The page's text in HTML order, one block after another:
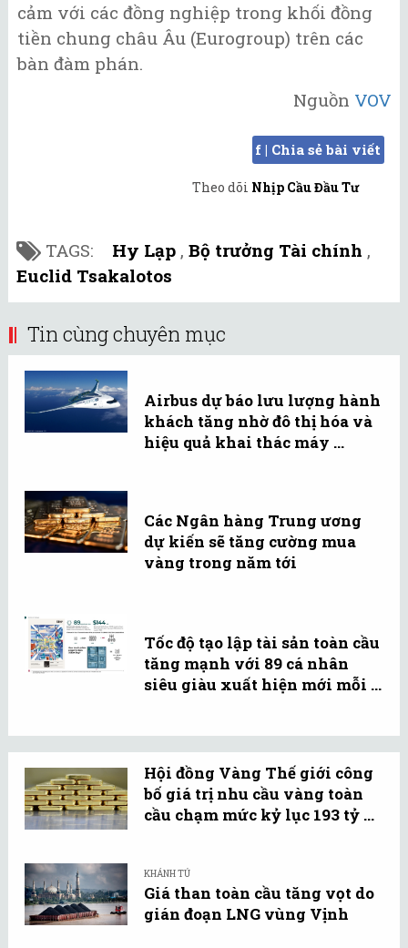
cảm với các đồng nghiệp trong khối đồng
tiền chung châu Âu (Eurogroup) trên các
bàn đàm phán.
Nguồn VOV
f | Chia sẻ bài viết
Theo dõi Nhịp Cầu Đầu Tư
TAGS: Hy Lạp , Bộ trưởng Tài chính ,
Euclid Tsakalotos
Tin cùng chuyên mục
Airbus dự báo lưu lượng hành
khách tăng nhờ đô thị hóa và
hiệu quả khai thác máy ...
Các Ngân hàng Trung ương
dự kiến sẽ tăng cường mua
vàng trong năm tới
Tốc độ tạo lập tài sản toàn cầu
tăng mạnh với 89 cá nhân
siêu giàu xuất hiện mới mỗi ...
Hội đồng Vàng Thế giới công
bố giá trị nhu cầu vàng toàn
cầu chạm mức kỷ lục 193 tỷ ...
KHÁNH TÚ
Giá than toàn cầu tăng vọt do
gián đoạn LNG vùng Vịnh